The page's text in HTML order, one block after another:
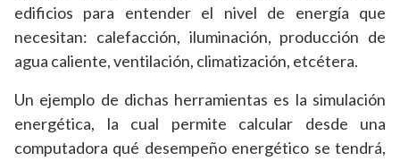
edificios para entender el nivel de energía que
necesitan: calefacción, iluminación, producción de
agua caliente, ventilación, climatización, etcétera.
Un ejemplo de dichas herramientas es la simulación
energética, la cual permite calcular desde una
computadora qué desempeño energético se tendrá,